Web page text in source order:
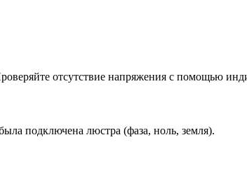
отсутствие напряжения с помощью
подключена люстра (фаза, ноль, земля).